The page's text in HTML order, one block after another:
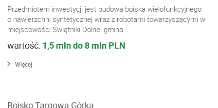
Przedmiotem inwestycji jest budowa boiska wielofunkcyjnego
o nawierzchni syntetycznej wraz z robotami towarzyszącymi w
miejscowości Świątniki Dolne, gmina...
wartość: 1,5 mln do 8 mln PLN
Więcej
Boisko Targowa Górka